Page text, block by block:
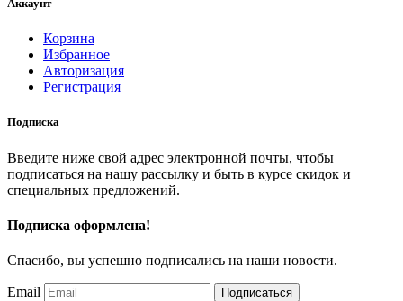
Аккаунт
Корзина
Избранное
Авторизация
Регистрация
Подписка
Введите ниже свой адрес электронной почты, чтобы
подписаться на нашу рассылку и быть в курсе скидок и
специальных предложений.
Подписка оформлена!
Спасибо, вы успешно подписались на наши новости.
Email Подписаться